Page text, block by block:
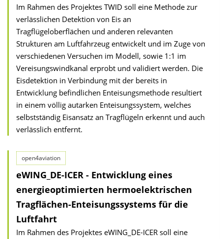
Im Rahmen des Projektes TWID soll eine Methode zur
verlässlichen Detektion von Eis an
Tragflügeloberflächen und anderen relevanten
Strukturen am Luftfahrzeug entwickelt und im Zuge von
verschiedenen Versuchen im Modell, sowie 1:1 im
Vereisungswindkanal erprobt und validiert werden. Die
Eisdetektion in Verbindung mit der bereits in
Entwicklung befindlichen Enteisungsmethode resultiert
in einem völlig autarken Enteisungssystem, welches
selbstständig Eisansatz an Tragflügeln erkennt und auch
verlässlich entfernt.
open4aviation
eWING_DE-ICER - Entwicklung eines
energieoptimierten hermoelektrischen
Tragflächen-Enteisungssystems für die
Luftfahrt
Im Rahmen des Projektes eWING_DE-ICER soll eine